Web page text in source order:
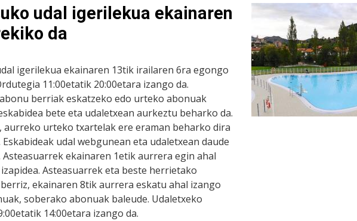
udal igerilekua ekainaren
da
igerilekua ekainaren 13tik irailaren 6ra egongo
11:00etatik 20:00etara izango da.
berriak eskatzeko edo urteko abonuak
bete eta udaletxean aurkeztu beharko da.
aurreko urteko txartelak ere eraman beharko dira
udal webgunean eta udaletxean daude
ekainaren 1etik aurrera egin ahal
Asteasuarrek eta beste herrietako
ekainaren 8tik aurrera eskatu ahal izango
soberako abonuak baleude. Udaletxeko
14:00etara izango da.